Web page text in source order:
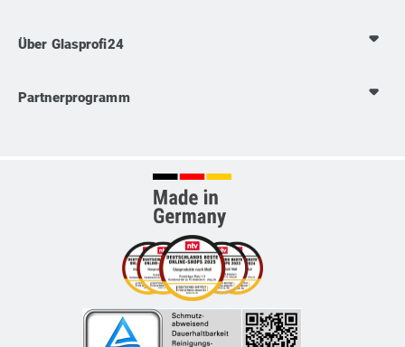
Über Glasprofi24
Partnerprogramm